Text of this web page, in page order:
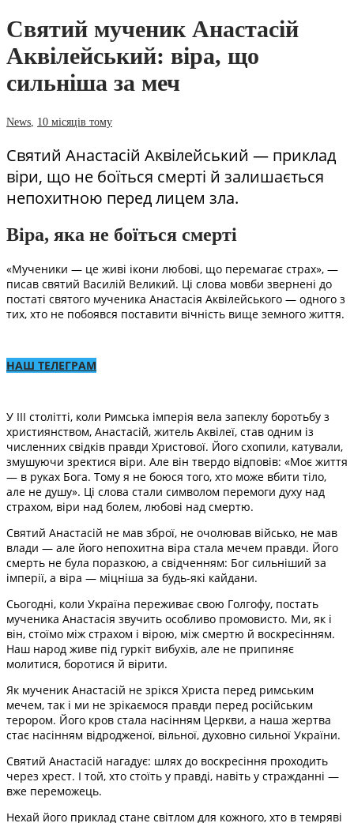
Святий мученик Анастасій
Аквілейський: віра, що
сильніша за меч
News 10 місяців тому
Святий Анастасій Аквілейський — приклад
віри, що не боїться смерті й залишається
непохитною перед лицем зла.
Віра, яка не боїться смерті
«Мученики — це живі ікони любові, що перемагає страх», —
писав святий Василій Великий. Ці слова мовби звернені до
постаті святого мученика Анастасія Аквілейського — одного з
тих, хто не побоявся поставити вічність вище земного життя.
НАШ ТЕЛЕГРАМ
У III столітті, коли Римська імперія вела запеклу боротьбу з
християнством, Анастасій, житель Аквілеї, став одним із
численних свідків правди Христової. Його схопили, катували,
змушуючи зректися віри. Але він твердо відповів: «Моє життя
— в руках Бога. Тому я не боюся того, хто може вбити тіло,
але не душу». Ці слова стали символом перемоги духу над
страхом, віри над болем, любові над смертю.
Святий Анастасій не мав зброї, не очолював військо, не мав
влади — але його непохитна віра стала мечем правди. Його
смерть не була поразкою, а свідченням: Бог сильніший за
імперії, а віра — міцніша за будь-які кайдани.
Сьогодні, коли Україна переживає свою Голгофу, постать
мученика Анастасія звучить особливо промовисто. Ми, як і
він, стоїмо між страхом і вірою, між смертю й воскресінням.
Наш народ живе під гуркіт вибухів, але не припиняє
молитися, боротися й вірити.
Як мученик Анастасій не зрікся Христа перед римським
мечем, так і ми не зрікаємося правди перед російським
терором. Його кров стала насінням Церкви, а наша жертва
стає насінням відродженої, вільної, духовно сильної України.
Святий Анастасій нагадує: шлях до воскресіння проходить
через хрест. І той, хто стоїть у правді, навіть у стражданні —
вже переможець.
Нехай його приклад стане світлом для кожного, хто в темряві